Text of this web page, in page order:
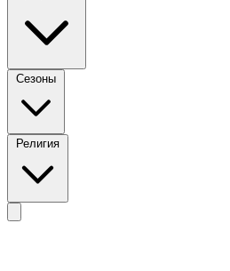
Сезоны
Религия